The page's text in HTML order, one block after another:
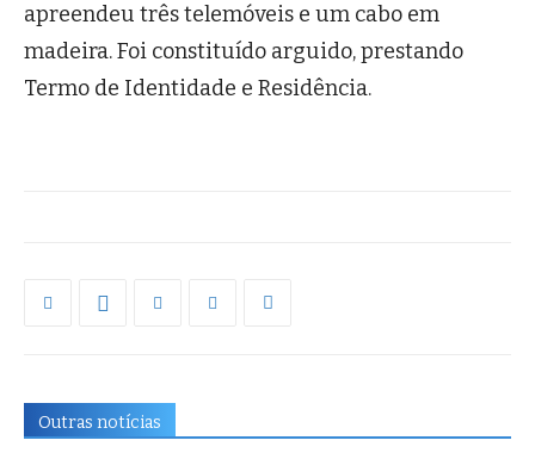
apreendeu três telemóveis e um cabo em
madeira. Foi constituído arguido, prestando
Termo de Identidade e Residência.
Outras notícias